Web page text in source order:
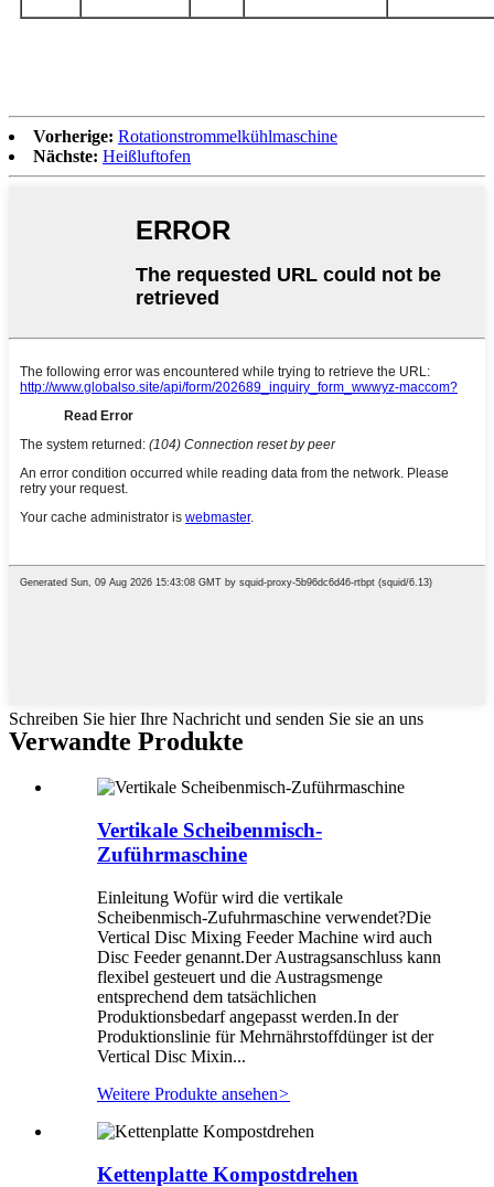
Vorherige: Rotationstrommelkühlmaschine
Nächste: Heißluftofen
Schreiben Sie hier Ihre Nachricht und senden Sie sie an uns
Verwandte Produkte
Vertikale Scheibenmisch-
Zuführmaschine
Einleitung Wofür wird die vertikale
Scheibenmisch-Zufuhrmaschine verwendet?Die
Vertical Disc Mixing Feeder Machine wird auch
Disc Feeder genannt.Der Austragsanschluss kann
flexibel gesteuert und die Austragsmenge
entsprechend dem tatsächlichen
Produktionsbedarf angepasst werden.In der
Produktionslinie für Mehrnährstoffdünger ist der
Vertical Disc Mixin...
Weitere Produkte ansehen>
Kettenplatte Kompostdrehen